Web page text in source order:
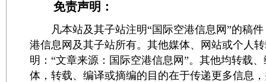
免责声明：
凡本站及其子站注明“国际空港信息网”的稿件
港信息网及其子站所有。其他媒体、网站或个人
明：“文章来源：国际空港信息网”。其他均转载
体，转载、编译或摘编的目的在于传递更多信息